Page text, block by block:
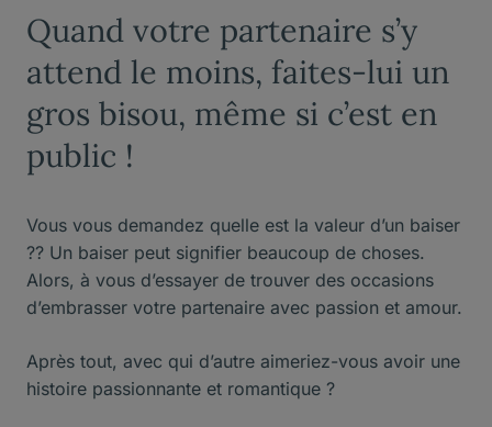
Quand votre partenaire s’y
attend le moins, faites-lui un
gros bisou, même si c’est en
public !
Vous vous demandez quelle est la valeur d’un baiser
?? Un baiser peut signifier beaucoup de choses.
Alors, à vous d’essayer de trouver des occasions
d’embrasser votre partenaire avec passion et amour.
Après tout, avec qui d’autre aimeriez-vous avoir une
histoire passionnante et romantique ?